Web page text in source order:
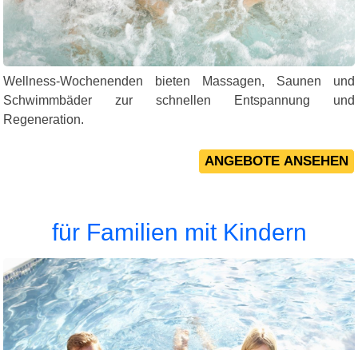
Wellness-Wochenenden bieten Massagen, Saunen und
Schwimmbäder zur schnellen Entspannung und
Regeneration.
für Familien mit Kindern